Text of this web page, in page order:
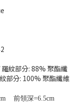
紋部分: 88% 聚酯纖
部分: 100% 聚酯纖維
前領深=6.5cm